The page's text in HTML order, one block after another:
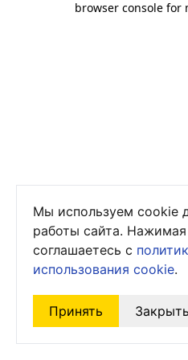
browser console for
Мы используем cookie
работы сайта.
соглашаетесь с
использования cookie.
Принять Закрыть